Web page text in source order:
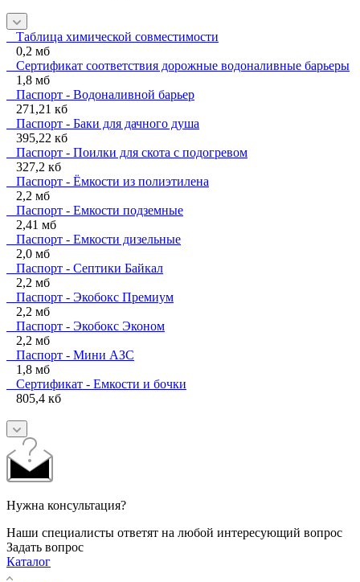
Таблица химической совместимости
0,2 мб
Сертификат соответствия дорожные водоналивные барьеры
1,8 мб
Паспорт - Водоналивной барьер
271,21 кб
Паспорт - Баки для дачного душа
395,22 кб
Паспорт - Поилки для скота с подогревом
327,2 кб
Паспорт - Ёмкости из полиэтилена
2,2 мб
Паспорт - Емкости подземные
2,41 мб
Паспорт - Емкости дизельные
2,0 мб
Паспорт - Септики Байкал
2,2 мб
Паспорт - Экобокс Премиум
2,2 мб
Паспорт - Экобокс Эконом
2,2 мб
Паспорт - Мини АЗС
1,8 мб
Сертификат - Емкости и бочки
805,4 кб
Нужна консультация?
Наши специалисты ответят на любой интересующий вопрос
Задать вопрос
Каталог